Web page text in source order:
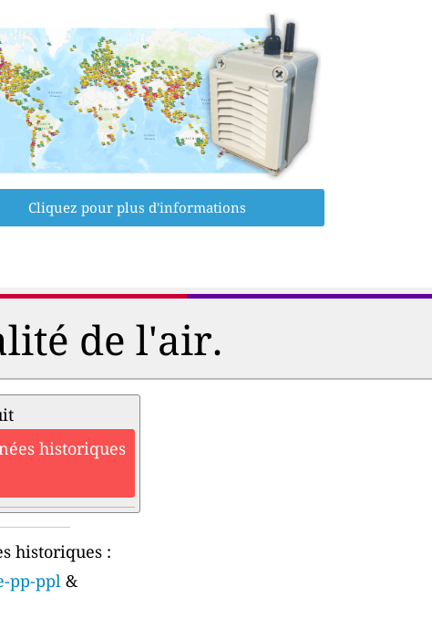
Cliquez pour plus d'informations
de l'air.
historiques
historiques :
pp-ppl&